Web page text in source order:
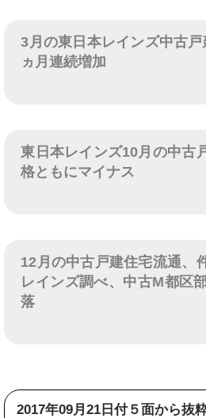
3月の東日本レインズ中古
ヵ月連続増加
東日本レインズ10月の中古
格ともにマイナス
12月の中古戸建住宅流通、
レインズ調べ、中古M都区
落
2017年09月21日付５面から抜